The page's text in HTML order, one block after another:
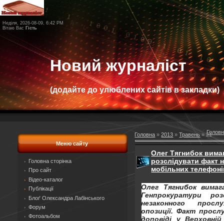
Неділя, 2026-08-09, 6:42 PM
Вітаю Вас Гість
Новий журналіст
(додайте до улюблених сайтів в закладки)
Меню сайту
Головна сторінка
Про сайт
Відео-каталог
Публікації
Блоґ Олександра Лабінського
Форум
Фотоальбом
Головна »2013 » Травень » 21
Олег Тягнибок
розслідувати факт
мобільних
Олег Тягнибок
Генпрокуратури
незаконного
опозиції. Факт
доповіді у